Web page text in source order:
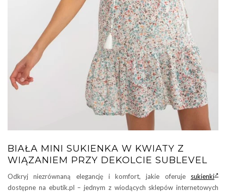
BIAŁA MINI SUKIENKA W KWIATY Z
WIĄZANIEM PRZY DEKOLCIE SUBLEVEL
Odkryj niezrównaną elegancję i komfort, jakie oferuje sukienki
dostępne na ebutik.pl – jednym z wiodących sklepów internetowych